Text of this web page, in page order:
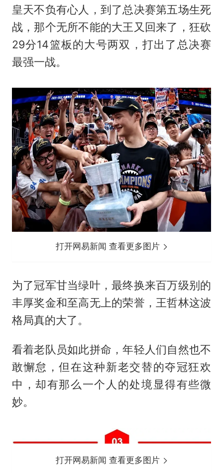
皇天不负有心人，到了总决赛第五场生死
战，那个无所不能的大王又回来了，狂砍
29分14篮板的大号两双，打出了总决赛
最强一战。
打开网易新闻 查看更多图片
为了冠军甘当绿叶，最终换来百万级别的
丰厚奖金和至高无上的荣誉，王哲林这波
格局真的大了。
看着老队员如此拼命，年轻人们自然也不
敢懈怠，但在这种新老交替的夺冠狂欢
中，却有那么一个人的处境显得有些微
妙。
打开网易新闻 查看更多图片